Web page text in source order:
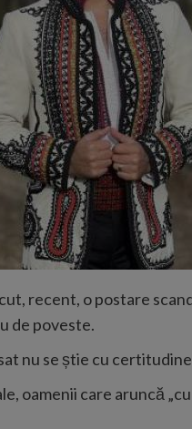
recent, o postare
de poveste.
nu se știe cu
oamenii care aruncă